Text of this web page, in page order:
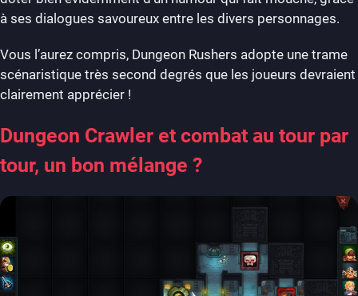
à ses dialogues savoureux entre les divers personnages.
Vous l’aurez compris, Dungeon Rushers adopte une trame
scénaristique très second degrés que les joueurs devraient
clairement apprécier !
Dungeon Crawler et combat au tour par
tour, un bon mélange ?